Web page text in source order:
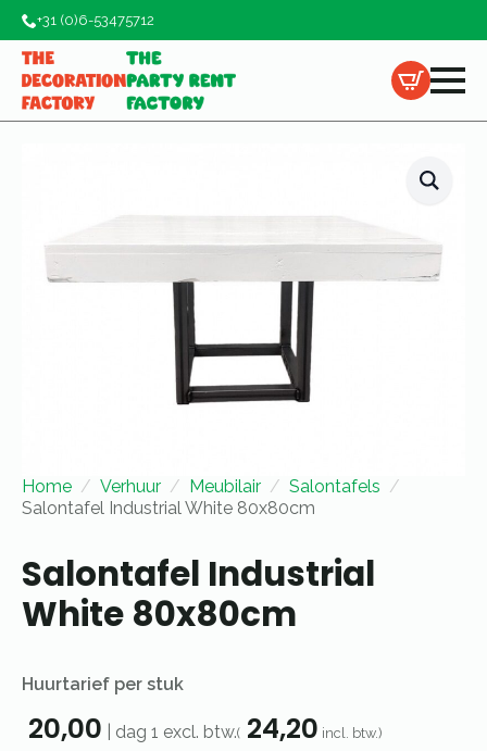
+31 (0)6-53475712
Home Verhuur Meubilair
Salontafels
Salontafel Industrial White 80x80cm
Salontafel Industrial
White 80x80cm
Huurtarief per stuk
20,00 dag 1 excl. btw.( 24,20 incl. btw.)